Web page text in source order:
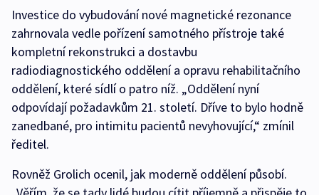
Investice do vybudování nové magnetické rezonance
zahrnovala vedle pořízení samotného přístroje také
kompletní rekonstrukci a dostavbu
radiodiagnostického oddělení a opravu rehabilitačního
oddělení, které sídlí o patro níž. „Oddělení nyní
odpovídají požadavkům 21. století. Dříve to bylo hodně
zanedbané, pro intimitu pacientů nevyhovující,“ zmínil
ředitel.
Rovněž Grolich ocenil, jak moderně oddělení působí.